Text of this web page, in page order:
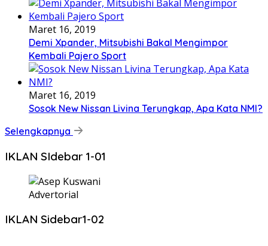
Maret 16, 2019
Demi Xpander, Mitsubishi Bakal Mengimpor
Kembali Pajero Sport
Maret 16, 2019
Sosok New Nissan Livina Terungkap, Apa Kata NMI?
Selengkapnya
IKLAN SIdebar 1-01
Advertorial
IKLAN Sidebar1-02